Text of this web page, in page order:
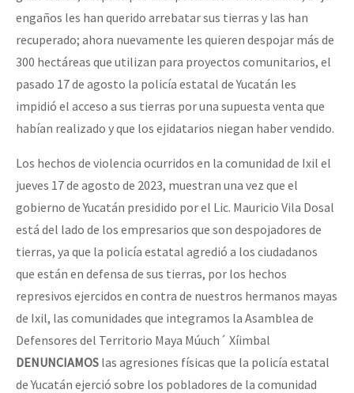
engaños les han querido arrebatar sus tierras y las han
recuperado; ahora nuevamente les quieren despojar más de
300 hectáreas que utilizan para proyectos comunitarios, el
pasado 17 de agosto la policía estatal de Yucatán les
impidió el acceso a sus tierras por una supuesta venta que
habían realizado y que los ejidatarios niegan haber vendido.
Los hechos de violencia ocurridos en la comunidad de Ixil el
jueves 17 de agosto de 2023, muestran una vez que el
gobierno de Yucatán presidido por el Lic. Mauricio Vila Dosal
está del lado de los empresarios que son despojadores de
tierras, ya que la policía estatal agredió a los ciudadanos
que están en defensa de sus tierras, por los hechos
represivos ejercidos en contra de nuestros hermanos mayas
de Ixil, las comunidades que integramos la Asamblea de
Defensores del Territorio Maya Múuch´ Xíimbal
DENUNCIAMOS las agresiones físicas que la policía estatal
de Yucatán ejerció sobre los pobladores de la comunidad